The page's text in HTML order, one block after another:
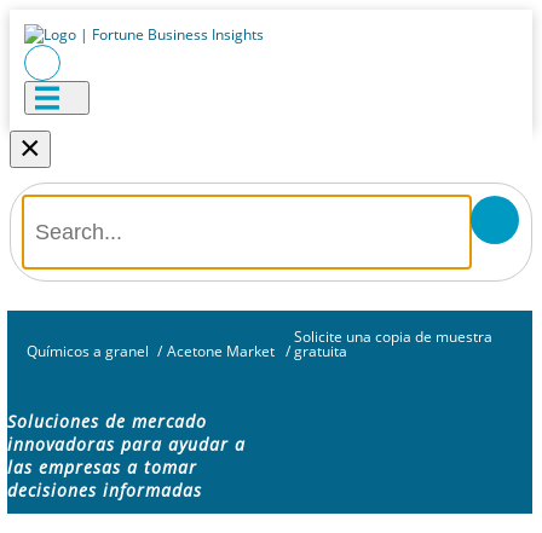
×
Químicos a granel / Acetone Market /
Solicite una copia de muestra
gratuita
Soluciones de mercado
innovadoras para ayudar a
las empresas a tomar
decisiones informadas